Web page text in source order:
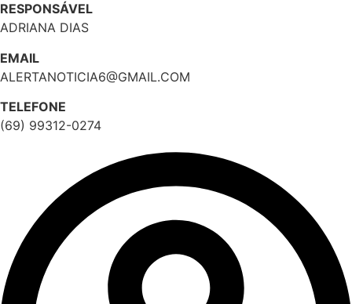
RESPONSÁVEL
ADRIANA DIAS
EMAIL
ALERTANOTICIA6@GMAIL.COM
TELEFONE
(69) 99312-0274